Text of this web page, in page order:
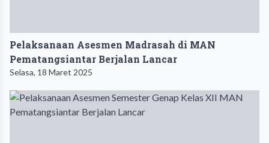
Pelaksanaan Asesmen Madrasah di MAN
Pematangsiantar Berjalan Lancar
Selasa, 18 Maret 2025